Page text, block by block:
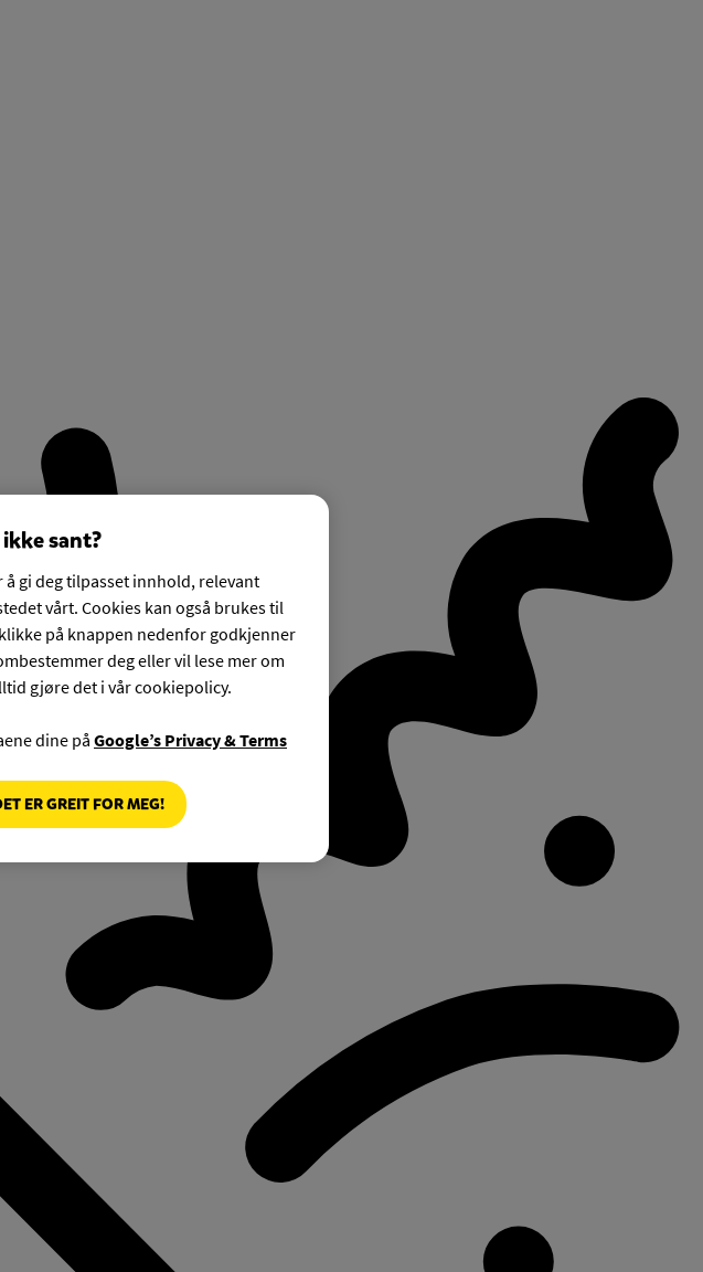
sant?
gi deg tilpasset innhold, relevant
vårt. Cookies kan også brukes til
på knappen nedenfor godkjenner
deg eller vil lese mer om
gjøre det i vår cookiepolicy.
dine på Google’s Privacy & Terms
ER GREIT FOR MEG!